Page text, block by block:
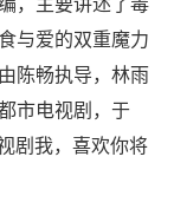
，主要讲述了毒
与爱的双重魔力
陈畅执导，林雨
市电视剧，于
剧我，喜欢你将